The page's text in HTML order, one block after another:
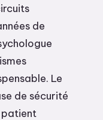
de
Le
de sécurité